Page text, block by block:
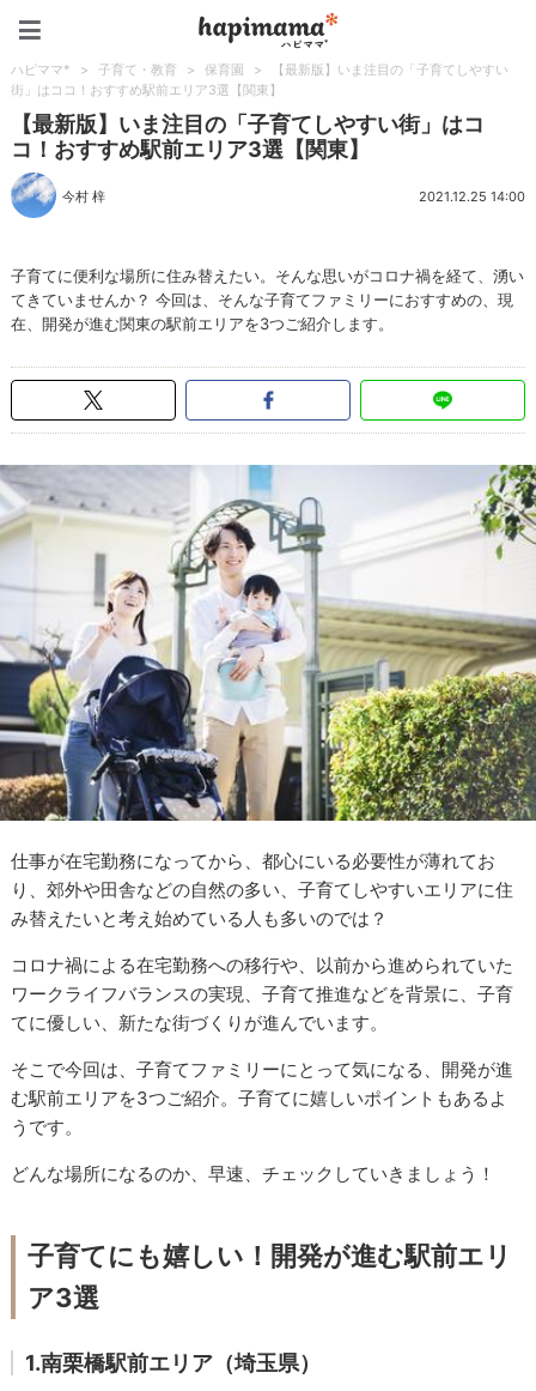
ハピママ* > 子育て・教育 > 保育園 >
【最新版】いま注目の「子育てしやすい
街」はココ！おすすめ駅前エリア3選【関東】
【最新版】いま注目の「子育てしやすい街」はコ
コ！おすすめ駅前エリア3選【関東】
今村 梓 2021.12.25 14:00
子育てに便利な場所に住み替えたい。そんな思いがコロナ禍を経て、湧い
てきていませんか？ 今回は、そんな子育てファミリーにおすすめの、現
在、開発が進む関東の駅前エリアを3つご紹介します。
仕事が在宅勤務になってから、都心にいる必要性が薄れてお
り、郊外や田舎などの自然の多い、子育てしやすいエリアに住
み替えたいと考え始めている人も多いのでは？
コロナ禍による在宅勤務への移行や、以前から進められていた
ワークライフバランスの実現、子育て推進などを背景に、子育
てに優しい、新たな街づくりが進んでいます。
そこで今回は、子育てファミリーにとって気になる、開発が進
む駅前エリアを3つご紹介。子育てに嬉しいポイントもあるよ
うです。
どんな場所になるのか、早速、チェックしていきましょう！
子育てにも嬉しい！開発が進む駅前エリ
ア3選
1.南栗橋駅前エリア（埼玉県）